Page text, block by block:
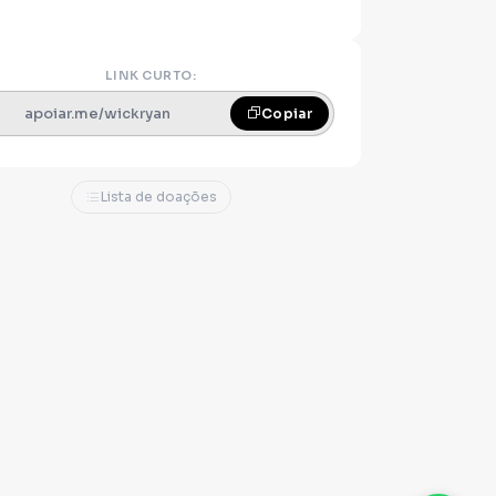
LINK CURTO:
apoiar.me/wickryan Copiar
Lista de doações